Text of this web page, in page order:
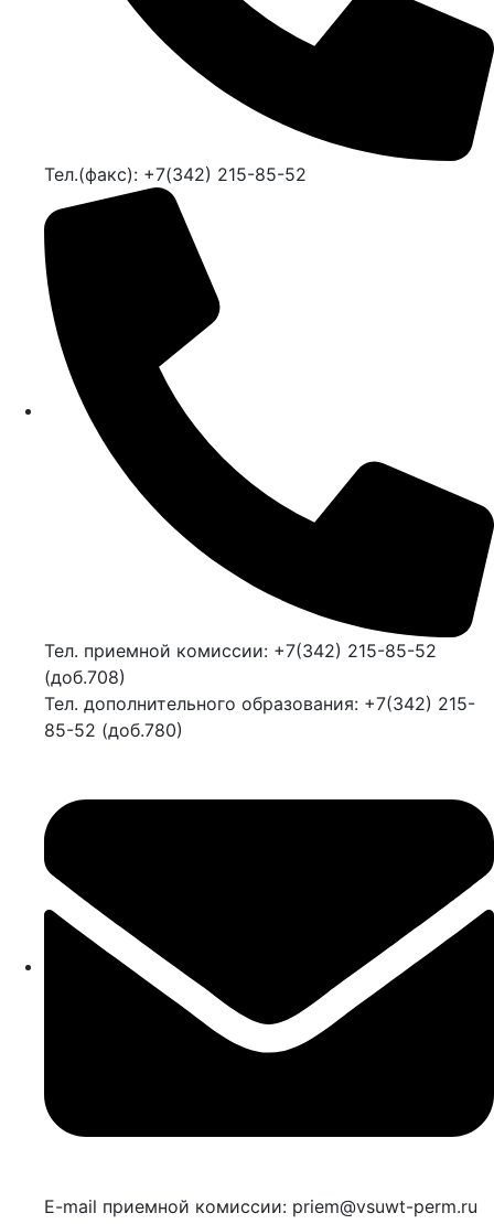
Тел.(факс): +7(342) 215-85-52
Тел. приемной комиссии: +7(342) 215-85-52
(доб.708)
Тел. дополнительного образования: +7(342) 215-
85-52 (доб.780)
E-mail приемной комиссии: priem@vsuwt-perm.ru